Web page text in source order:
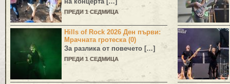
ПРЕДИ 1 СЕДМИЦА
Hills of Rock 2026 Ден първи:
Мрачната гротеска (0)
За разлика от повечето […]
ПРЕДИ 1 СЕДМИЦА